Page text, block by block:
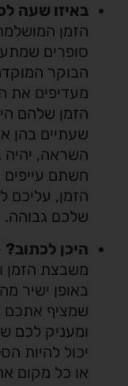
באיזו שעה
הזמן המושלמת
הבוקר
מעדיפים את
שעתיים בהן אתם
השראה, יהיה
חשתם עייפים
הזמן, עליכם
שלכם גבוהה.
היכן לכתוב?–
משבצת הזמן
באופן ישיר
שמציף אתכם
ומעניק לכם שקט
יכול להיות
או כל מקום